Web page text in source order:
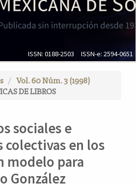
ISSN: 0188-2503 ISSN-e: 2594-0651
Vol. 60 Núm. 3 (1998)
DE LIBROS
sociales e
colectivas en los
modelo para
González